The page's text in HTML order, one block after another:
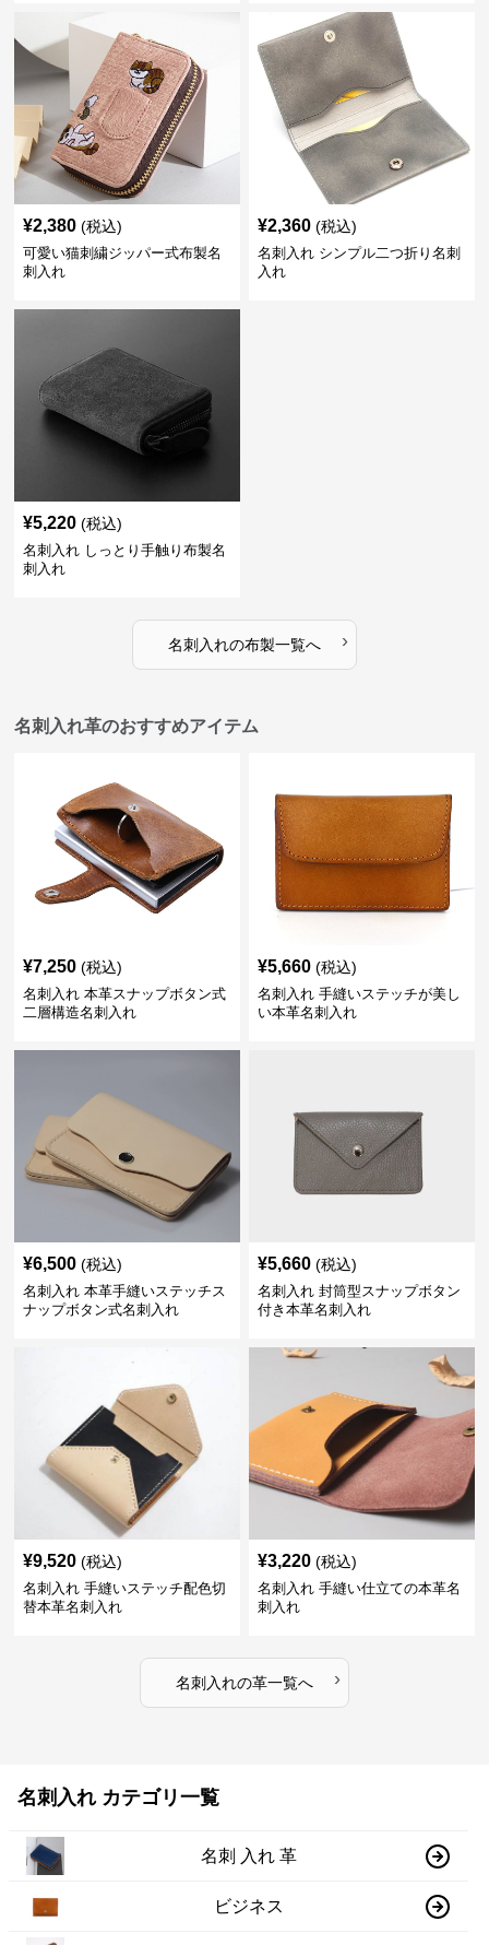
¥2,380 (税込)
可愛い猫刺繍ジッパー式布製名
刺入れ
¥2,360 (税込)
名刺入れ シンプル二つ折り名刺
入れ
¥5,220 (税込)
名刺入れ しっとり手触り布製名
刺入れ
名刺入れの布製一覧へ ›
名刺入れ革のおすすめアイテム
¥7,250 (税込)
名刺入れ 本革スナップボタン式
二層構造名刺入れ
¥5,660 (税込)
名刺入れ 手縫いステッチが美し
い本革名刺入れ
¥6,500 (税込)
名刺入れ 本革手縫いステッチス
ナップボタン式名刺入れ
¥5,660 (税込)
名刺入れ 封筒型スナップボタン
付き本革名刺入れ
¥9,520 (税込)
名刺入れ 手縫いステッチ配色切
替本革名刺入れ
¥3,220 (税込)
名刺入れ 手縫い仕立ての本革名
刺入れ
名刺入れの革一覧へ ›
名刺入れ カテゴリ一覧
名刺 入れ 革
ビジネス